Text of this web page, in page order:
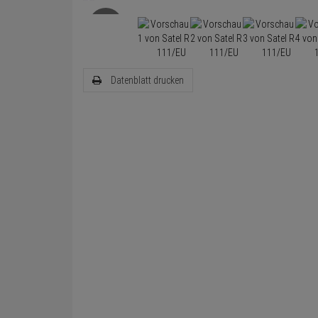
Datenblatt drucken